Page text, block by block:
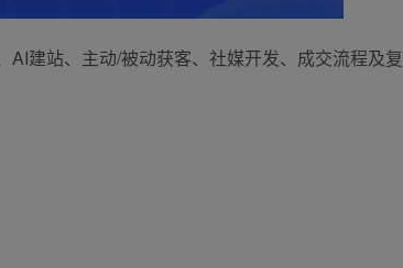
建站、主动/被动获客、社媒开发、成交流程及复